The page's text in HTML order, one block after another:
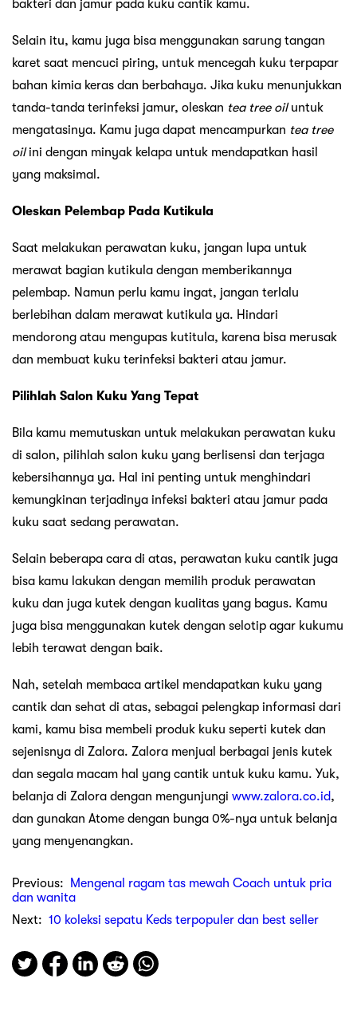
bakteri dan jamur pada kuku cantik kamu.
Selain itu, kamu juga bisa menggunakan sarung tangan
karet saat mencuci piring, untuk mencegah kuku terpapar
bahan kimia keras dan berbahaya. Jika kuku menunjukkan
tanda-tanda terinfeksi jamur, oleskan tea tree oiluntuk
mengatasinya. Kamu juga dapat mencampurkan tea tree
oilini dengan minyak kelapa untuk mendapatkan hasil
yang maksimal.
Oleskan Pelembap Pada Kutikula
Saat melakukan perawatan kuku, jangan lupa untuk
merawat bagian kutikula dengan memberikannya
pelembap. Namun perlu kamu ingat, jangan terlalu
berlebihan dalam merawat kutikula ya. Hindari
mendorong atau mengupas kutitula, karena bisa merusak
dan membuat kuku terinfeksi bakteri atau jamur.
Pilihlah Salon Kuku Yang Tepat
Bila kamu memutuskan untuk melakukan perawatan kuku
di salon, pilihlah salon kuku yang berlisensi dan terjaga
kebersihannya ya. Hal ini penting untuk menghindari
kemungkinan terjadinya infeksi bakteri atau jamur pada
kuku saat sedang perawatan.
Selain beberapa cara di atas, perawatan kuku cantik juga
bisa kamu lakukan dengan memilih produk perawatan
kuku dan juga kutek dengan kualitas yang bagus. Kamu
juga bisa menggunakan kutek dengan selotip agar kukumu
lebih terawat dengan baik.
Nah, setelah membaca artikel mendapatkan kuku yang
cantik dan sehat di atas, sebagai pelengkap informasi dari
kami, kamu bisa membeli produk kuku seperti kutek dan
sejenisnya di Zalora. Zalora menjual berbagai jenis kutek
dan segala macam hal yang cantik untuk kuku kamu. Yuk,
belanja di Zalora dengan mengunjungi www.zalora.co.id,
dan gunakan Atome dengan bunga 0%-nya untuk belanja
yang menyenangkan.
Previous:
Mengenal ragam tas mewah Coach untuk pria
dan wanita
Next: 10 koleksi sepatu Keds terpopuler dan best seller